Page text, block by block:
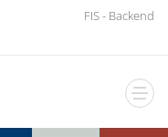
FIS - Backend